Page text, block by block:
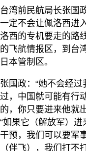
台湾前民航局长张国
一定不会让佩洛西进
洛西的专机要走的路
的飞航情报区，到台
日本管制区。
张国政：“她不会经
过，中国就可能有行
的，你只要进来他就
“如果它（解放军）
干预，我们可以要军
（伴飞），我们打不